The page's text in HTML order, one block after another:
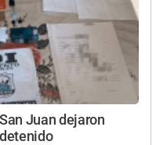
Juan dejaron